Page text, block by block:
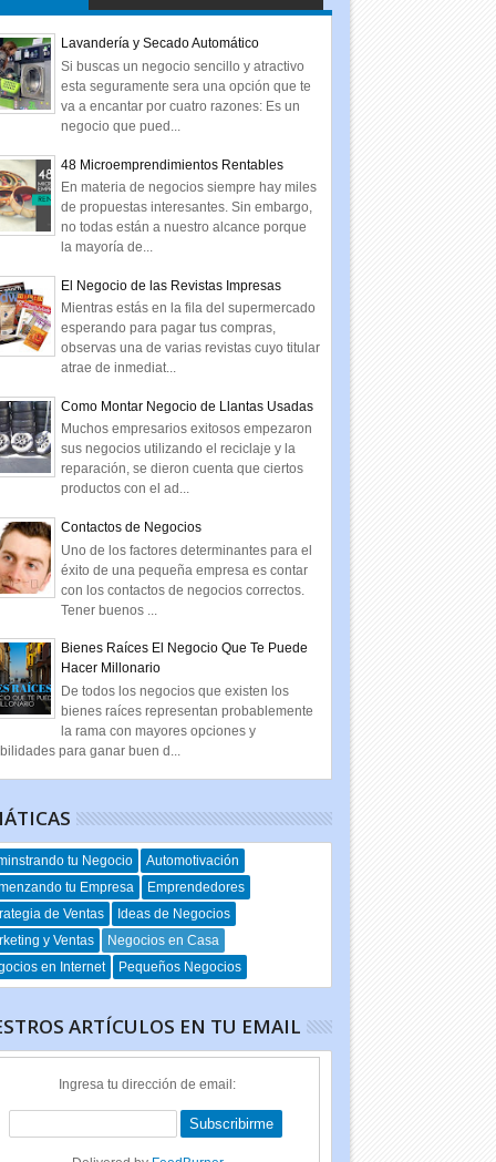
Lavandería y Secado Automático
Si buscas un negocio sencillo y atractivo
esta seguramente sera una opción que te
va a encantar por cuatro razones: Es un
negocio que pued...
48 Microemprendimientos Rentables
En materia de negocios siempre hay miles
de propuestas interesantes. Sin embargo,
no todas están a nuestro alcance porque
la mayoría de...
El Negocio de las Revistas Impresas
Mientras estás en la fila del supermercado
esperando para pagar tus compras,
observas una de varias revistas cuyo titular
atrae de inmediat...
Como Montar Negocio de Llantas Usadas
Muchos empresarios exitosos empezaron
sus negocios utilizando el reciclaje y la
reparación, se dieron cuenta que ciertos
productos con el ad...
Contactos de Negocios
Uno de los factores determinantes para el
éxito de una pequeña empresa es contar
con los contactos de negocios correctos.
Tener buenos ...
Bienes Raíces El Negocio Que Te Puede
Hacer Millonario
De todos los negocios que existen los
bienes raíces representan probablemente
la rama con mayores opciones y
para ganar buen d...
tu Negocio
Automotivación
tu Empresa
Emprendedores
de Ventas
Ideas de Negocios
y Ventas
Negocios en Casa
en Internet
Pequeños Negocios
ARTÍCULOS EN TU EMAIL
Ingresa tu dirección de email: